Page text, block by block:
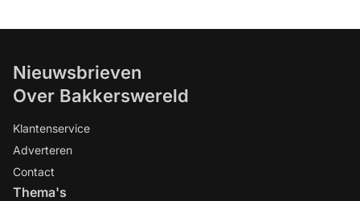
Nieuwsbrieven
Over Bakkerswereld
Klantenservice
Adverteren
Contact
Thema's